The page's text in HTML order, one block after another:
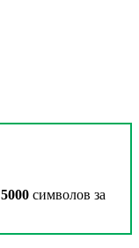
5000 символов за